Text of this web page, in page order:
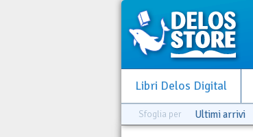
Libri Delos Digital
Sfoglia per Ultimi arrivi